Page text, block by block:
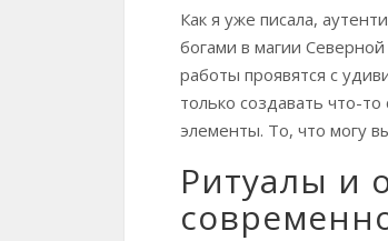
Как я уже писала,
богами в магии
работы проявятся с
только создавать что-
элементы. То, что могу
Ритуалы и